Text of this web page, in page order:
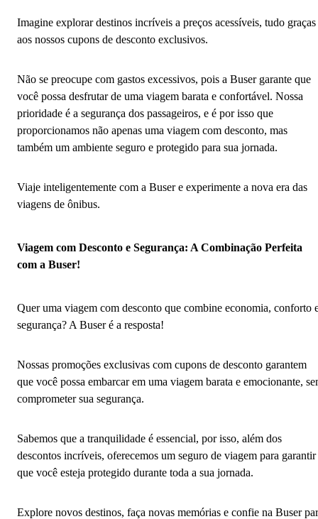
Imagine explorar destinos incríveis a preços acessíveis, tudo graças
aos nossos cupons de desconto exclusivos.
Não se preocupe com gastos excessivos, pois a Buser garante que
você possa desfrutar de uma viagem barata e confortável. Nossa
prioridade é a segurança dos passageiros, e é por isso que
proporcionamos não apenas uma viagem com desconto, mas
também um ambiente seguro e protegido para sua jornada.
Viaje inteligentemente com a Buser e experimente a nova era das
viagens de ônibus.
Viagem com Desconto e Segurança: A Combinação Perfeita
com a Buser!
Quer uma viagem com desconto que combine economia, conforto
segurança? A Buser é a resposta!
Nossas promoções exclusivas com cupons de desconto garantem
que você possa embarcar em uma viagem barata e emocionante,
comprometer sua segurança.
Sabemos que a tranquilidade é essencial, por isso, além dos
descontos incríveis, oferecemos um seguro de viagem para garantir
que você esteja protegido durante toda a sua jornada.
Explore novos destinos, faça novas memórias e confie na Buser